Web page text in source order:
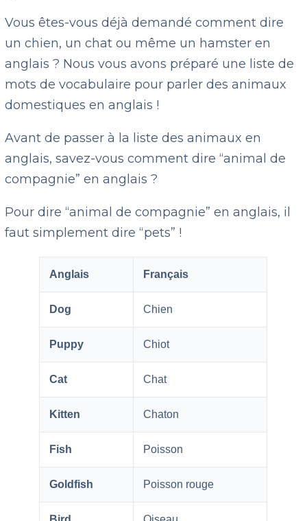
Vous êtes-vous déjà demandé comment dire
un chien, un chat ou même un hamster en
anglais ? Nous vous avons préparé une liste de
mots de vocabulaire pour parler des animaux
domestiques en anglais !
Avant de passer à la liste des animaux en
anglais, savez-vous comment dire “animal de
compagnie” en anglais ?
Pour dire “animal de compagnie” en anglais, il
faut simplement dire “pets” !
Anglais Français
Dog Chien
Puppy Chiot
Cat Chat
Kitten Chaton
Fish Poisson
Goldfish Poisson rouge